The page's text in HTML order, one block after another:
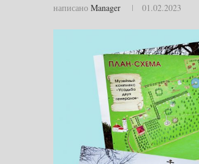
написано Manager 01.02.2023